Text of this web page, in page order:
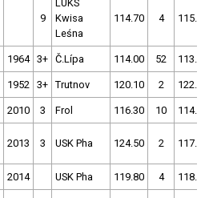
9
LUKS
Kwisa
Leśna
114.70 4 115.90
1964 3+ Č.Lípa 114.00 52 113.30
1952 3+ Trutnov 120.10 2 122.20
2010 3 Frol 116.30 10 114.10
2013 3 USK Pha 124.50 2 117.00
2014 USK Pha 119.80 4 118.80